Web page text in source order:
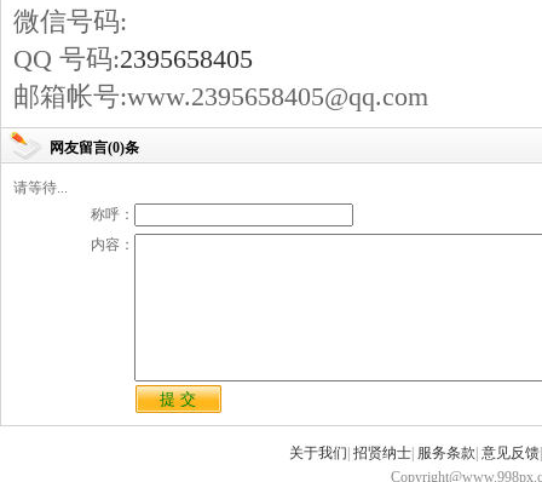
微信号码:
QQ 号码:2395658405
邮箱帐号:www.2395658405@qq.com
网友留言(0)条
请等待...
称呼：
内容：
关于我们 招贤纳士 服务条款 意见反馈